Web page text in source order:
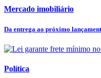
Mercado imobiliário
Da entrega ao próximo
Política